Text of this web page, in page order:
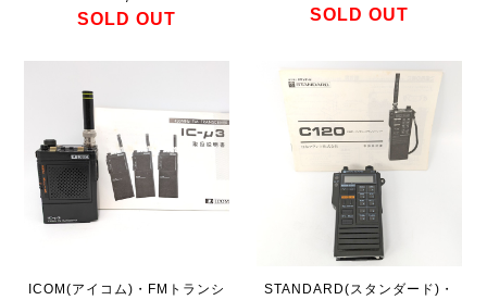
SOLD OUT SOLD OUT
ICOM(アイコム)・FMトランシ
STANDARD(スタンダード)・